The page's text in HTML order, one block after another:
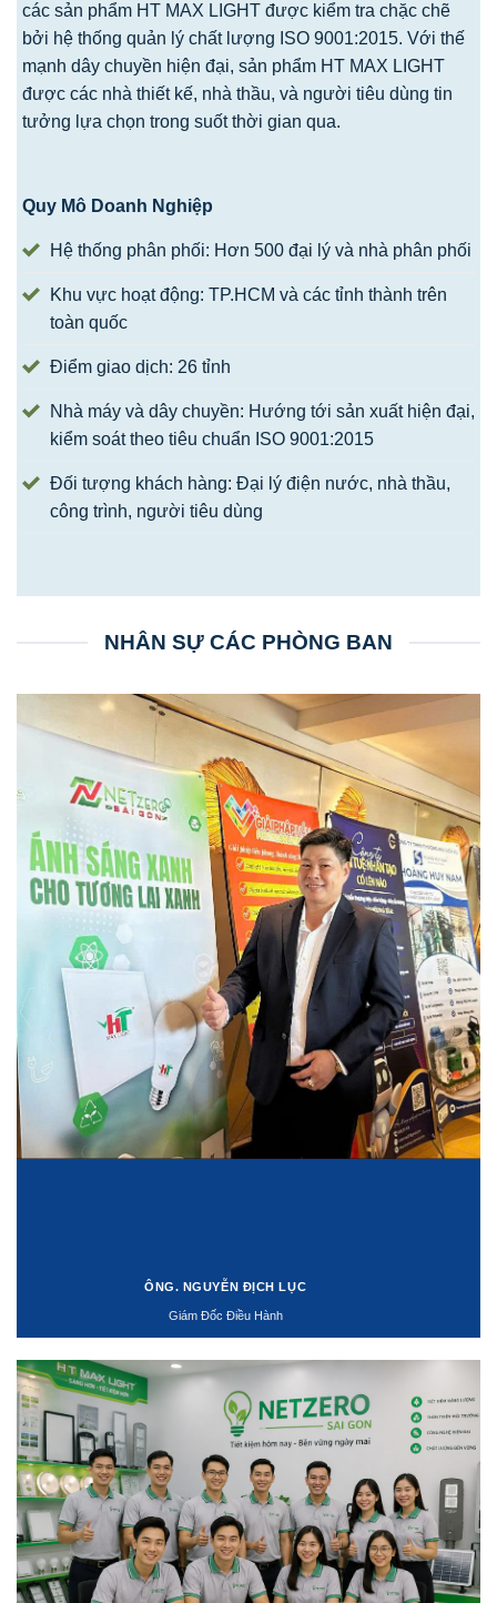
các sản phẩm HT MAX LIGHT được kiểm tra chặc chẽ
bởi hệ thống quản lý chất lượng ISO 9001:2015. Với thế
mạnh dây chuyền hiện đại, sản phẩm HT MAX LIGHT
được các nhà thiết kế, nhà thầu, và người tiêu dùng tin
tưởng lựa chọn trong suốt thời gian qua.
Quy Mô Doanh Nghiệp
Hệ thống phân phối: Hơn 500 đại lý và nhà phân phối
Khu vực hoạt động: TP.HCM và các tỉnh thành trên
toàn quốc
Điểm giao dịch: 26 tỉnh
Nhà máy và dây chuyền: Hướng tới sản xuất hiện đại,
kiểm soát theo tiêu chuẩn ISO 9001:2015
Đối tượng khách hàng: Đại lý điện nước, nhà thầu,
công trình, người tiêu dùng
NHÂN SỰ CÁC PHÒNG BAN
ÔNG. NGUYỄN ĐỊCH LỤC
Giám Đốc Điều Hành